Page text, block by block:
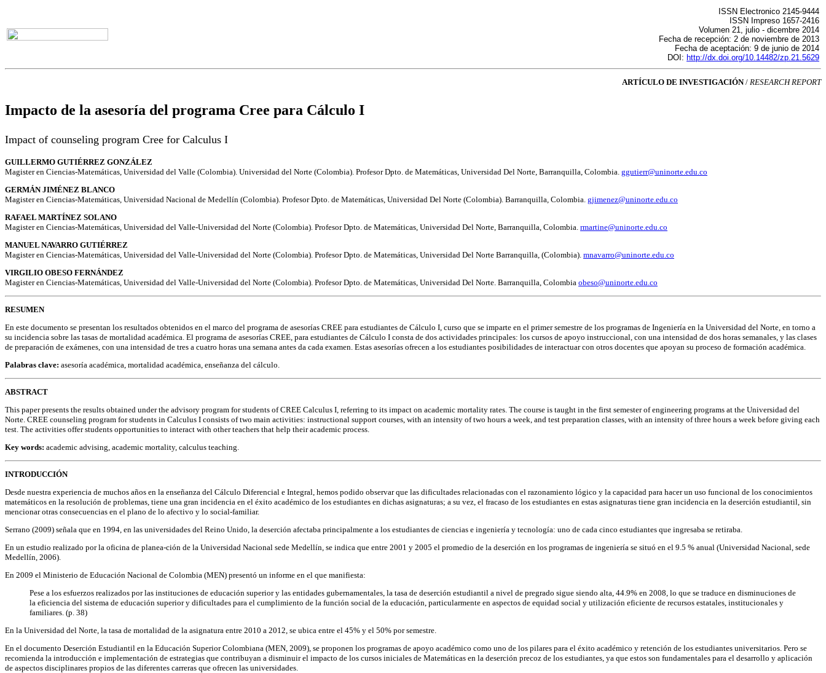
ISSN Electronico 2145-9444
ISSN Impreso 1657-2416
Volumen 21, julio - dicembre 2014
Fecha de recepción: 2 de noviembre de 2013
Fecha de aceptación: 9 de junio de 2014
DOI: http://dx.doi.org/10.14482/zp.21.5629
ARTÍCULO DE INVESTIGACIÓN/ RESEARCH REPORT
Impacto de la asesoría del programa Cree para Cálculo I
Impact of counseling program Cree for Calculus I
GUILLERMO GUTIÉRREZ GONZÁLEZ
Magister en Ciencias-Matemáticas, Universidad del Valle (Colombia). Universidad del Norte (Colombia). Profesor Dpto. de Matemáticas, Universidad Del Norte, Barranquilla, Colombia. ggutierr@uninorte.edu.co
GERMÁN JIMÉNEZ BLANCO
Magister en Ciencias-Matemáticas, Universidad Nacional de Medellín (Colombia). Profesor Dpto. de Matemáticas, Universidad Del Norte (Colombia). Barranquilla, Colombia. gjimenez@uninorte.edu.co
RAFAEL MARTÍNEZ SOLANO
Magister en Ciencias-Matemáticas, Universidad del Valle-Universidad del Norte (Colombia). Profesor Dpto. de Matemáticas, Universidad Del Norte, Barranquilla, Colombia. rmartine@uninorte.edu.co
MANUEL NAVARRO GUTIÉRREZ
Magister en Ciencias-Matemáticas, Universidad del Valle-Universidad del Norte (Colombia). Profesor Dpto. de Matemáticas, Universidad Del Norte Barranquilla, (Colombia). mnavarro@uninorte.edu.co
VIRGILIO OBESO FERNÁNDEZ
Magister en Ciencias-Matemáticas, Universidad del Valle-Universidad del Norte (Colombia). Profesor Dpto. de Matemáticas, Universidad Del Norte. Barranquilla, Colombia obeso@uninorte.edu.co
RESUMEN
En este documento se presentan los resultados obtenidos en el marco del programa de asesorías CREE para estudiantes de Cálculo I, curso que se imparte en el primer semestre de los programas de Ingeniería en la Universidad del Norte, en torno a
su incidencia sobre las tasas de mortalidad académica. El programa de asesorías CREE, para estudiantes de Cálculo I consta de dos actividades principales: los cursos de apoyo instruccional, con una intensidad de dos horas semanales, y las clases
de preparación de exámenes, con una intensidad de tres a cuatro horas una semana antes da cada examen. Estas asesorías ofrecen a los estudiantes posibilidades de interactuar con otros docentes que apoyan su proceso de formación académica.
Palabras clave: asesoría académica, mortalidad académica, enseñanza del cálculo.
ABSTRACT
This paper presents the results obtained under the advisory program for students of CREE Calculus I, referring to its impact on academic mortality rates. The course is taught in the first semester of engineering programs at the Universidad del
Norte. CREE counseling program for students in Calculus I consists of two main activities: instructional support courses, with an intensity of two hours a week, and test preparation classes, with an intensity of three hours a week before giving each
test. The activities offer students opportunities to interact with other teachers that help their academic process.
Key words: academic advising, academic mortality, calculus teaching.
INTRODUCCIÓN
Desde nuestra experiencia de muchos años en la enseñanza del Cálculo Diferencial e Integral, hemos podido observar que las dificultades relacionadas con el razonamiento lógico y la capacidad para hacer un uso funcional de los conocimientos
matemáticos en la resolución de problemas, tiene una gran incidencia en el éxito académico de los estudiantes en dichas asignaturas; a su vez, el fracaso de los estudiantes en estas asignaturas tiene gran incidencia en la deserción estudiantil, sin
mencionar otras consecuencias en el plano de lo afectivo y lo social-familiar.
Serrano (2009) señala que en 1994, en las universidades del Reino Unido, la deserción afectaba principalmente a los estudiantes de ciencias e ingeniería y tecnología: uno de cada cinco estudiantes que ingresaba se retiraba.
En un estudio realizado por la oficina de planea-ción de la Universidad Nacional sede Medellín, se indica que entre 2001 y 2005 el promedio de la deserción en los programas de ingeniería se situó en el 9.5 % anual (Universidad Nacional, sede
Medellín, 2006).
En 2009 el Ministerio de Educación Nacional de Colombia (MEN) presentó un informe en el que manifiesta:
Pese a los esfuerzos realizados por las instituciones de educación superior y las entidades gubernamentales, la tasa de deserción estudiantil a nivel de pregrado sigue siendo alta, 44.9% en 2008, lo que se traduce en disminuciones de
la eficiencia del sistema de educación superior y dificultades para el cumplimiento de la función social de la educación, particularmente en aspectos de equidad social y utilización eficiente de recursos estatales, institucionales y
familiares. (p. 38)
En la Universidad del Norte, la tasa de mortalidad de la asignatura entre 2010 a 2012, se ubica entre el 45% y el 50% por semestre.
En el documento Deserción Estudiantil en la Educación Superior Colombiana (MEN, 2009), se proponen los programas de apoyo académico como uno de los pilares para el éxito académico y retención de los estudiantes universitarios. Pero se
recomienda la introducción e implementación de estrategias que contribuyan a disminuir el impacto de los cursos iniciales de Matemáticas en la deserción precoz de los estudiantes, ya que estos son fundamentales para el desarrollo y aplicación
de aspectos disciplinares propios de las diferentes carreras que ofrecen las universidades.